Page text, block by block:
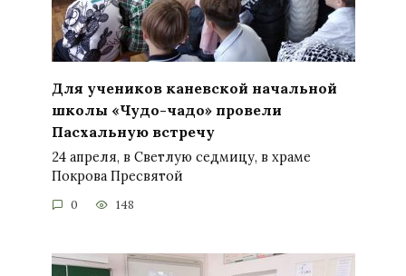
Для учеников каневской начальной
школы «Чудо-чадо» провели
Пасхальную встречу
24 апреля, в Светлую седмицу, в храме
Покрова Пресвятой
0 148